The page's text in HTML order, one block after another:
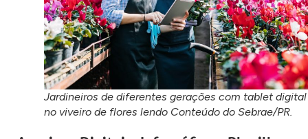
Jardineiros de diferentes gerações com tablet digital
no viveiro de flores lendo Conteúdo do Sebrae/PR.